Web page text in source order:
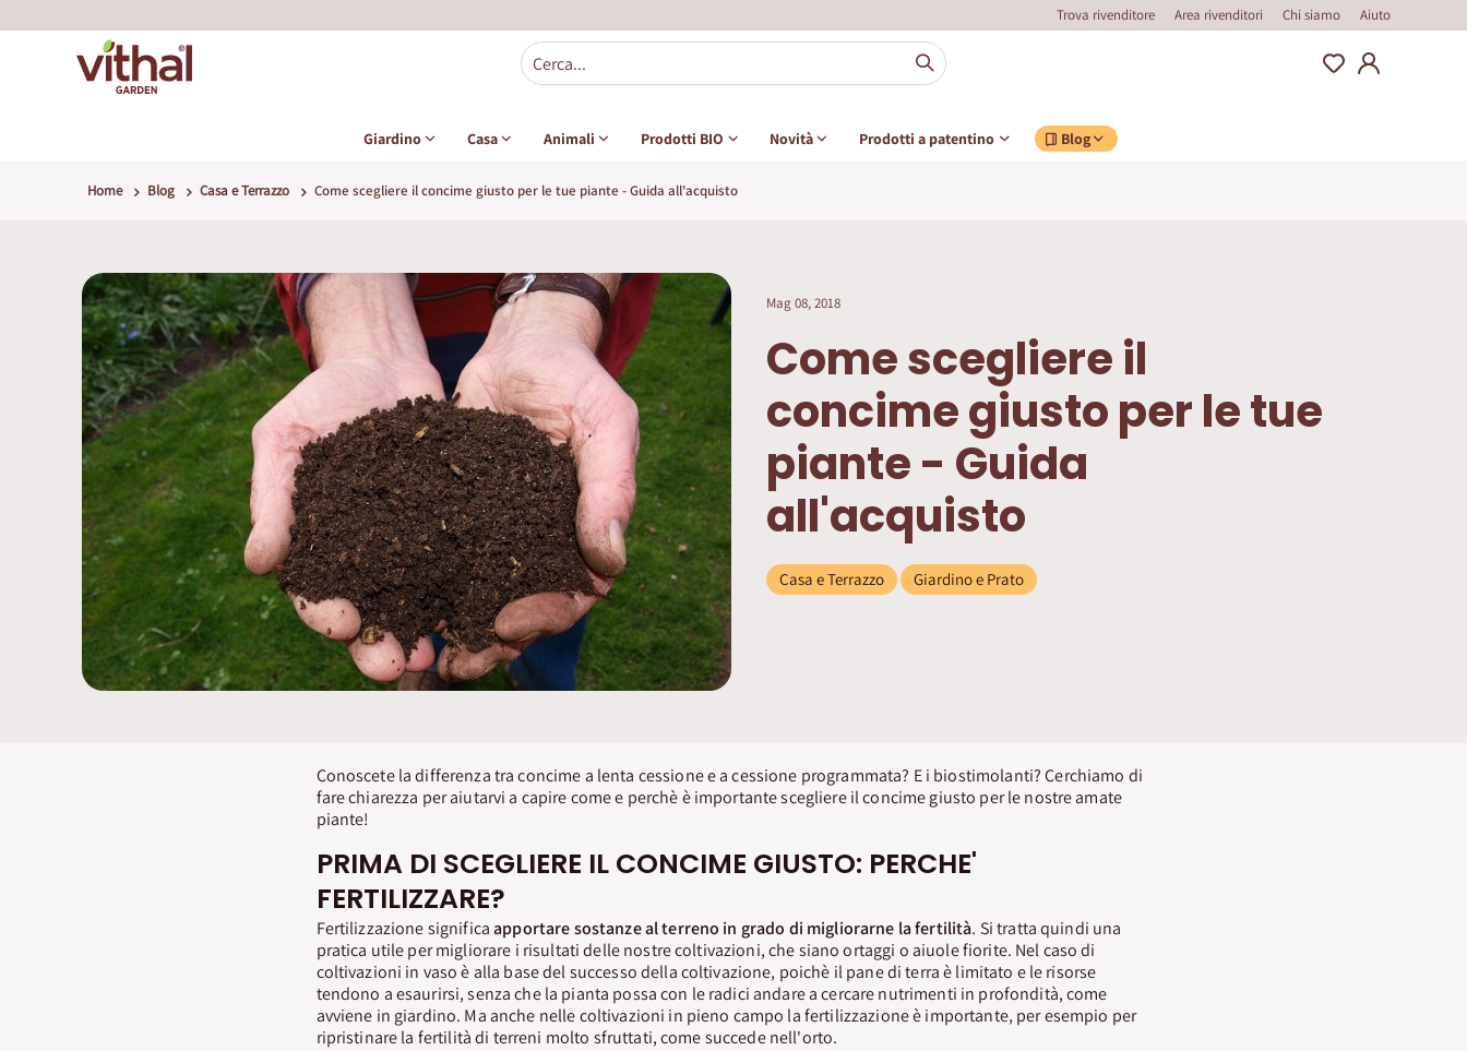
Trova rivenditore Area rivenditori Chi siamo Aiuto
Giardino Casa Animali Prodotti BIO Novità Prodotti a patentino Blog
Home Blog Casa e Terrazzo Come scegliere il concime giusto per le tue piante - Guida all'acquisto
Mag 08, 2018
Come scegliere il
concime giusto per le tue
piante - Guida
all'acquisto
Casa e Terrazzo Giardino e Prato
Conoscete la differenza tra concime a lenta cessione e a cessione programmata? E i biostimolanti? Cerchiamo di
fare chiarezza per aiutarvi a capire come e perchè è importante scegliere il concime giusto per le nostre amate
piante!
PRIMA DI SCEGLIERE IL CONCIME GIUSTO: PERCHE'
FERTILIZZARE?
Fertilizzazione significaapportare sostanze al terreno in grado di migliorarne la fertilità. Si tratta quindi una
pratica utile per migliorare i risultati delle nostre coltivazioni, che siano ortaggi o aiuole fiorite. Nel caso di
coltivazioni in vaso è alla base del successo della coltivazione, poichè il pane di terra è limitato e le risorse
tendono a esaurirsi, senza che la pianta possa con le radici andare a cercare nutrimenti in profondità, come
avviene in giardino. Ma anche nelle coltivazioni in pieno campo la fertilizzazione è importante, per esempio per
ripristinare la fertilità di terreni molto sfruttati, come succede nell'orto.